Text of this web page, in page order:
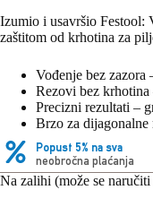
Izumio i usavršio Festool:
zaštitom od krhotina za
Vođenje bez
Rezovi bez
Precizni rezultati –
Brzo za
Popust 5% na sva
neobročna plaćanja
Na zalihi (može se